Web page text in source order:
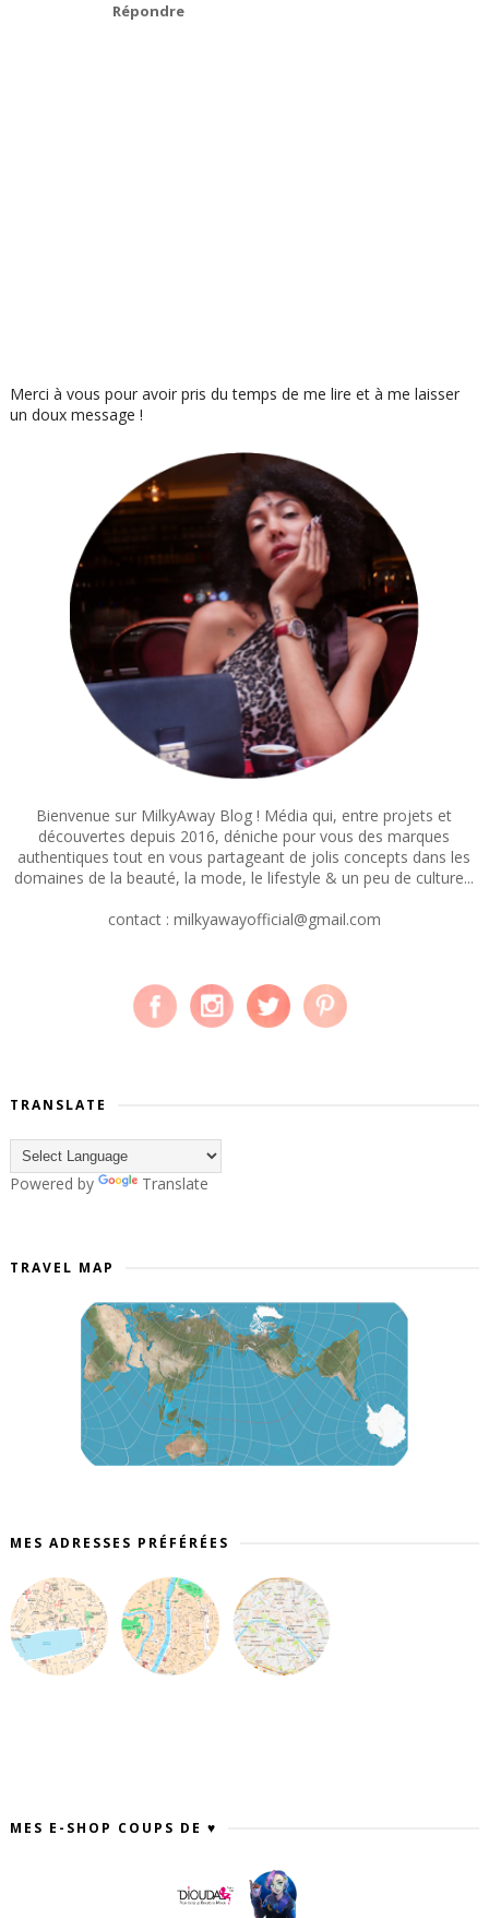
Répondre
Merci à vous pour avoir pris du temps de me lire et à me laisser
un doux message !
Bienvenue sur MilkyAway Blog ! Média qui, entre projets et
découvertes depuis 2016, déniche pour vous des marques
authentiques tout en vous partageant de jolis concepts dans les
domaines de la beauté, la mode, le lifestyle & un peu de culture...
contact : milkyawayofficial@gmail.com
TRANSLATE
Powered by Translate
TRAVEL MAP
MES ADRESSES PRÉFÉRÉES
MES E-SHOP COUPS DE ♥